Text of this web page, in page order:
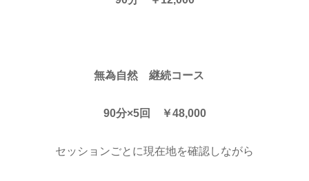
無為自然 継続コース
90分×5回 ￥48,000
セッションごとに現在地を確認しながら